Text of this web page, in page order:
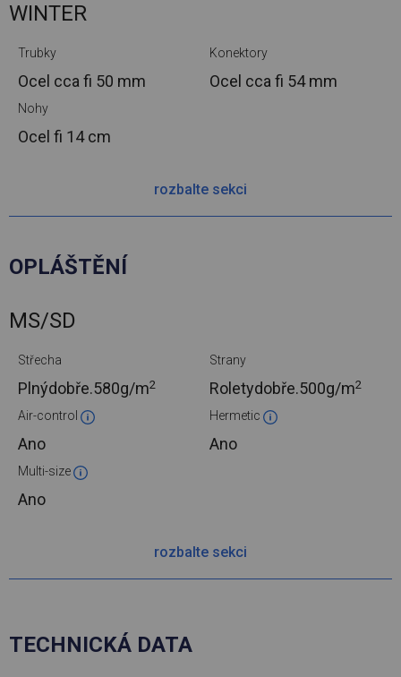
WINTER
Trubky
Ocel ccafi 50 mm
Konektory
Ocel ccafi 54 mm
Nohy
Ocel fi 14 cm
rozbalte sekci
OPLÁŠTĚNÍ
MS/SD
Střecha
Plnýdobře.580g/m2
Strany
Roletydobře.500g/m2
Air-control
Ano
Hermetic
Ano
Multi-size
Ano
rozbalte sekci
TECHNICKÁ DATA